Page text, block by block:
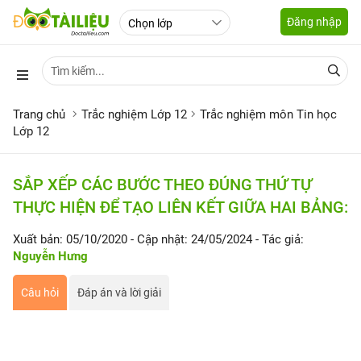
Đăng nhập
Trang chủ Trắc nghiệm Lớp 12
Trắc nghiệm môn Tin học
Lớp 12
SẮP XẾP CÁC BƯỚC THEO ĐÚNG THỨ TỰ
THỰC HIỆN ĐỂ TẠO LIÊN KẾT GIỮA HAI BẢNG:
Xuất bản: 05/10/2020 - Cập nhật: 24/05/2024 - Tác giả:
Nguyễn Hưng
Câu hỏi Đáp án và lời giải